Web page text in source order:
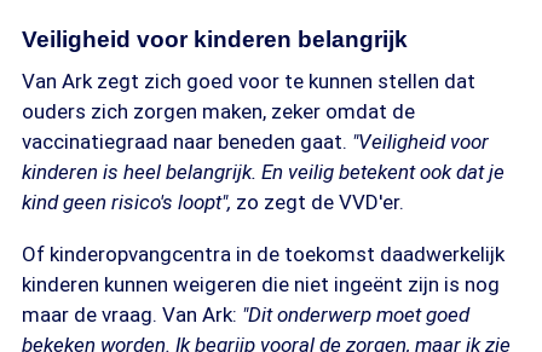
Veiligheid voor kinderen belangrijk
Van Ark zegt zich goed voor te kunnen stellen dat
ouders zich zorgen maken, zeker omdat de
vaccinatiegraad naar beneden gaat. "Veiligheid voor
kinderen is heel belangrijk. En veilig betekent ook dat je
kind geen risico's loopt", zo zegt de VVD'er.
Of kinderopvangcentra in de toekomst daadwerkelijk
kinderen kunnen weigeren die niet ingeënt zijn is nog
maar de vraag. Van Ark: "Dit onderwerp moet goed
bekeken worden. Ik begrijp vooral de zorgen, maar ik zie